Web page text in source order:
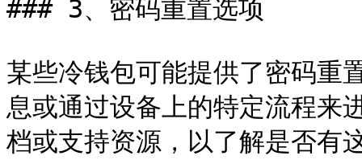
### 3、密码重置选项
某些冷钱包可能提供了密码重
息或通过设备上的特定流程来
档或支持资源，以了解是否有